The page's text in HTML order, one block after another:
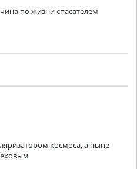
по жизни спасателем
космоса, а ныне